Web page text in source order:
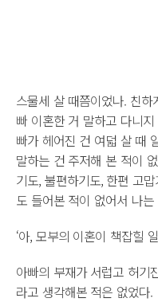
스물세 살 때쯤이었나. 친
빠 이혼한 거 말하고 다니
빠가 헤어진 건 여덟 살 때
말하는 건 주저해 본 적이
기도, 불편하기도, 한편 고
도 들어본 적이 없어서 나
‘아, 모부의 이혼이 책잡힐
아빠의 부재가 서럽고 허기
라고 생각해본 적은 없었다.